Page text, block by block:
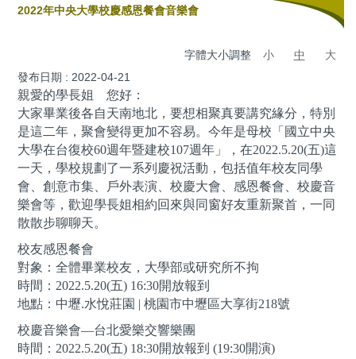
2022年中央大學校慶感恩餐會音樂會
字體大小調整 小 中
大
發布日期 : 2022-04-21
親愛的學長姐 您好：
大家畢業後各自天南地北，要想相聚真要講究緣分，特別
是這二年，聚會變得更加不容易。今年是母校「國立中央
大學在台復校60週年暨建校107週年」，在2022.5.20(五)這
一天，學校規劃了一系列慶祝活動，包括值年校友同學
會、創意市集、戶外表演、校慶大會、感恩餐會、校慶音
樂會等，歡迎學長姐相約回來與同窗好友重新聚首，一同
散散步聊聊天。
校友感恩餐會
對象：全體畢業校友，大學部或研究所不拘
時間：2022.5.20(五) 16:30開放報到
地點：中壢.水悅莊園 | 桃園市中壢區大享街218號
校慶音樂會—台北愛樂交響樂團
時間：2022.5.20(五) 18:30開放報到 (19:30開演)